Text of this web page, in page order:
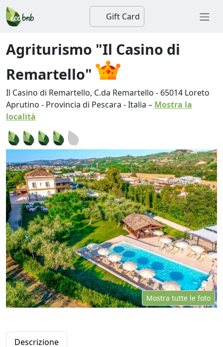
Gift Card
Agriturismo "Il Casino di
Remartello"
Il Casino di Remartello, C.da Remartello - 65014 Loreto
Aprutino - Provincia di Pescara -Italia – Mostra la
località
Mostra tutte le foto
Descrizione